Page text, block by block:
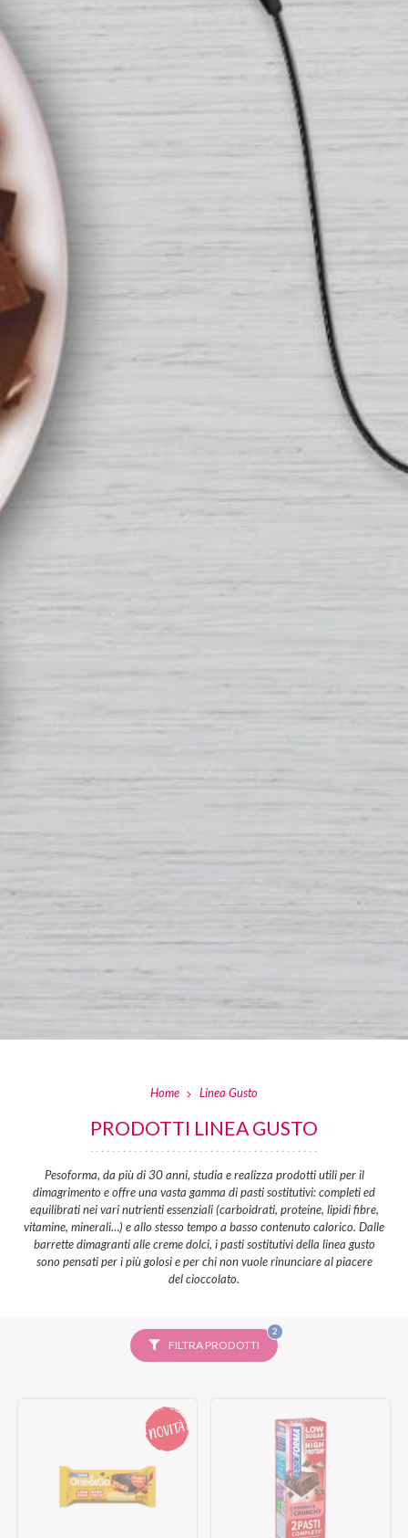
Home Linea Gusto
PRODOTTI LINEA GUSTO
Pesoforma, da più di 30 anni, studia e realizza prodotti utili per il
dimagrimento e offre una vasta gamma di pasti sostitutivi: completi ed
equilibrati nei vari nutrienti essenziali (carboidrati, proteine, lipidi fibre,
vitamine, minerali…) e allo stesso tempo a basso contenuto calorico. Dalle
barrette dimagranti alle creme dolci, i pasti sostitutivi della linea gusto
sono pensati per i più golosi e per chi non vuole rinunciare al piacere
del cioccolato.
FILTRA PRODOTTI
2FILTRI
SELEZIONATI